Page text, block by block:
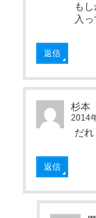
も
入
返信
杉本
2014
だれ
返信